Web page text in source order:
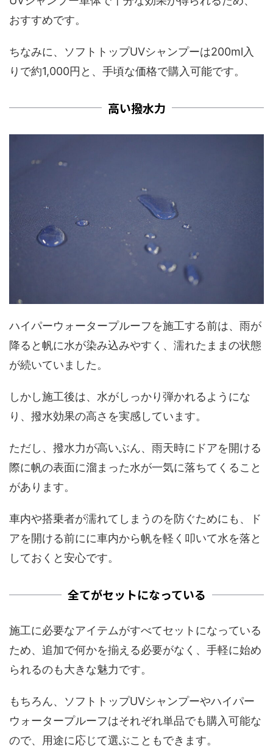
おすすめです。
ちなみに、ソフトトップUVシャンプーは200ml入
りで約1,000円と、手頃な価格で購入可能です。
高い撥水力
ハイパーウォータープルーフを施工する前は、雨が
降ると帆に水が染み込みやすく、濡れたままの状態
が続いていました。
しかし施工後は、水がしっかり弾かれるようにな
り、撥水効果の高さを実感しています。
ただし、撥水力が高いぶん、雨天時にドアを開ける
際に帆の表面に溜まった水が一気に落ちてくること
があります。
車内や搭乗者が濡れてしまうのを防ぐためにも、ド
アを開ける前にに車内から帆を軽く叩いて水を落と
しておくと安心です。
全てがセットになっている
施工に必要なアイテムがすべてセットになっている
ため、追加で何かを揃える必要がなく、手軽に始め
られるのも大きな魅力です。
もちろん、ソフトトップUVシャンプーやハイパー
ウォータープルーフはそれぞれ単品でも購入可能な
ので、用途に応じて選ぶこともできます。